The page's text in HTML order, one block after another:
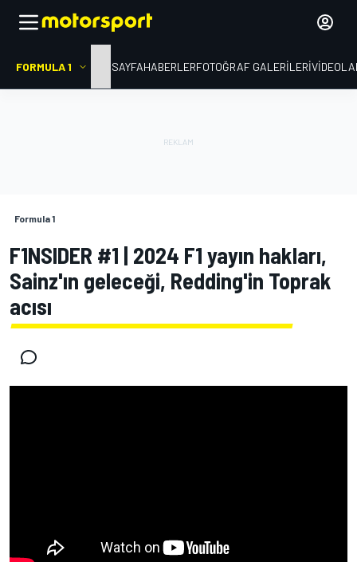
FORMULA 1 ANA SAYFAHABERLERFOTOĞRAF GALERILERI
Formula 1
F1NSIDER #1 | 2024 F1 yayın hakları,
Sainz'ın geleceği, Redding'in Toprak
acısı